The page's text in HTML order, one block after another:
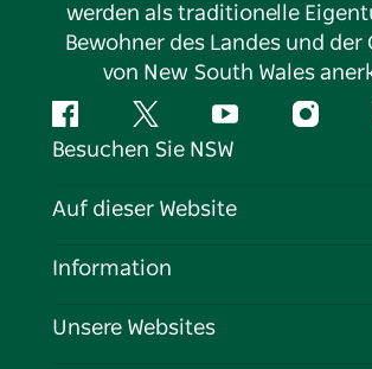
werden als traditionelle
Bewohner des Landes und der
von New South Wales
FacebookTwitter YouTube
Besuchen Sie NSW
Kontaktieren Sie uns
Cookie-Hinweis
Auf dieser Website
Reiseziele
Information
Reiseinformationen
Unsere Websites